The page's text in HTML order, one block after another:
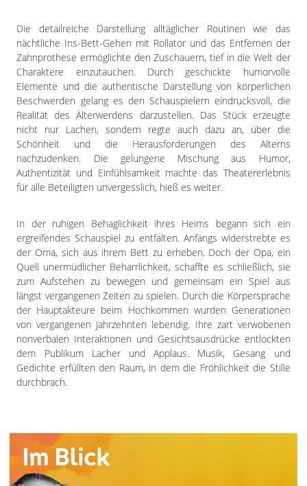
Die detailreiche Darstellung alltäglicher Routinen wie das
nächtliche Ins-Bett-Gehen mit Rollator und das Entfernen der
Zahnprothese ermöglichte den Zuschauern, tief in die Welt der
Charaktere einzutauchen. Durch geschickte humorvolle
Elemente und die authentische Darstellung von körperlichen
Beschwerden gelang es den Schauspielern eindrucksvoll, die
Realität des Älterwerdens darzustellen. Das Stück erzeugte
nicht nur Lachen, sondern regte auch dazu an, über die
Schönheit und die Herausforderungen des Alterns
nachzudenken. Die gelungene Mischung aus Humor,
Authentizität und Einfühlsamkeit machte das Theatererlebnis
für alle Beteiligten unvergesslich, hieß es weiter.
In der ruhigen Behaglichkeit ihres Heims begann sich ein
ergreifendes Schauspiel zu entfalten. Anfangs widerstrebte es
der Oma, sich aus ihrem Bett zu erheben. Doch der Opa, ein
Quell unermüdlicher Beharrlichkeit, schaffte es schließlich, sie
zum Aufstehen zu bewegen und gemeinsam ein Spiel aus
längst vergangenen Zeiten zu spielen. Durch die Körpersprache
der Hauptakteure beim Hochkommen wurden Generationen
von vergangenen Jahrzehnten lebendig. Ihre zart verwobenen
nonverbalen Interaktionen und Gesichtsausdrücke entlockten
dem Publikum Lacher und Applaus. Musik, Gesang und
Gedichte erfüllten den Raum, in dem die Fröhlichkeit die Stille
durchbrach.